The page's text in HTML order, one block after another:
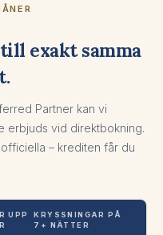
exakt samma
Partner kan vi
erbjuds vid direktbokning.
– krediten får du
UPP
KRYSSNINGAR PÅ
7+ NÄTTER